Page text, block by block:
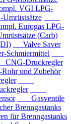
VGI LPG-
Eurogas LPG-
(Carb)
Valve Saver
Druckregler
und Zubehör
Gasventile
Brenngastanks
Brenngastanks